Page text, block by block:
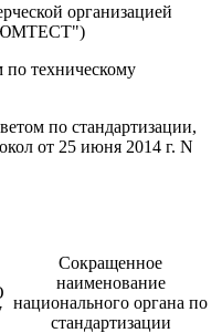
организацией
по техническому
по стандартизации,
от 25 июня 2014 г. N
Сокращенное
наименование
национального органа по
стандартизации